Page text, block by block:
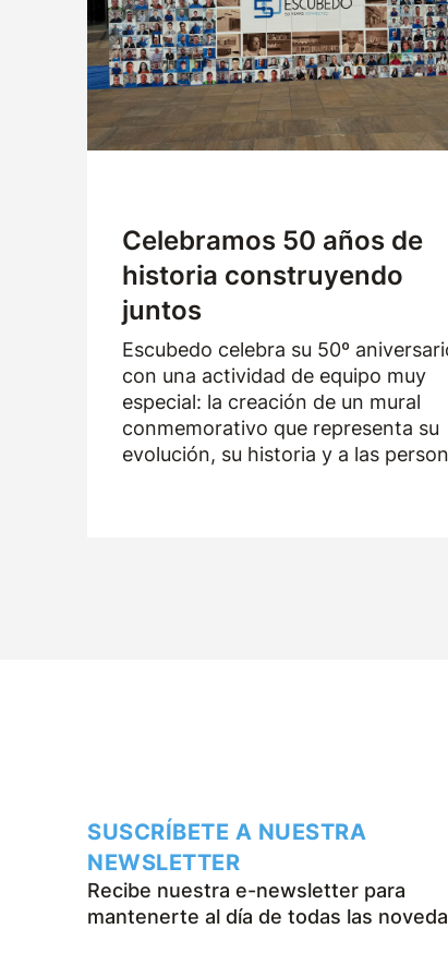
Celebramos 50 años de
historia construyendo
juntos
Escubedo celebra su 50º
con una actividad de equipo muy
especial: la creación de un mural
conmemorativo que representa su
evolución, su historia y a las
SUSCRÍBETE A NUESTRA
NEWSLETTER
Recibe nuestra e-newsletter para
mantenerte al día de todas las